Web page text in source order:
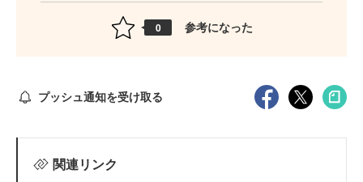
0 参考になった
プッシュ通知を受け取る
関連リンク